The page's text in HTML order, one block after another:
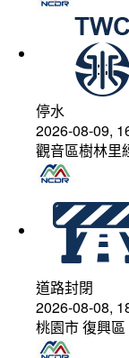
停水
2026-08-09,
觀音區樹林里
道路封閉
2026-08-08,
桃園市 復興